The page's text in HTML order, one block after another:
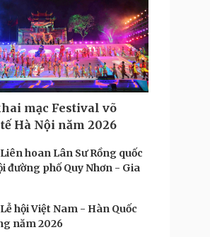
mạc Festival võ
Hà Nội năm 2026
hoan Lân Sư Rồng quốc
đường phố Quy Nhơn - Gia
hội Việt Nam - Hàn Quốc
năm 2026